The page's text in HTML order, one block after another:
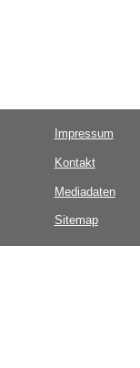
Impressum
Kontakt
Mediadaten
Sitemap